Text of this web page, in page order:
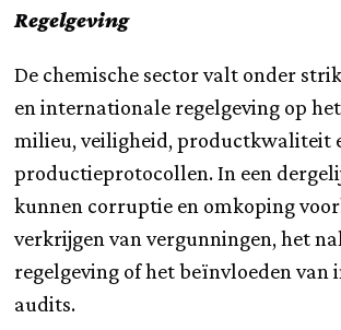
Regelgeving
De chemische sector valt onder
en internationale regelgeving op
milieu, veiligheid, productkwaliteit
productieprotocollen. In een
kunnen corruptie en omkoping
verkrijgen van vergunningen, het
regelgeving of het beïnvloeden van
audits.